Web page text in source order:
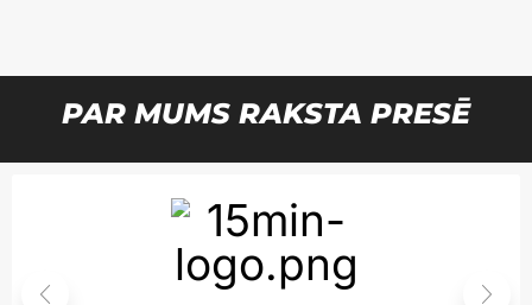
PAR MUMS RAKSTA PRESĒ